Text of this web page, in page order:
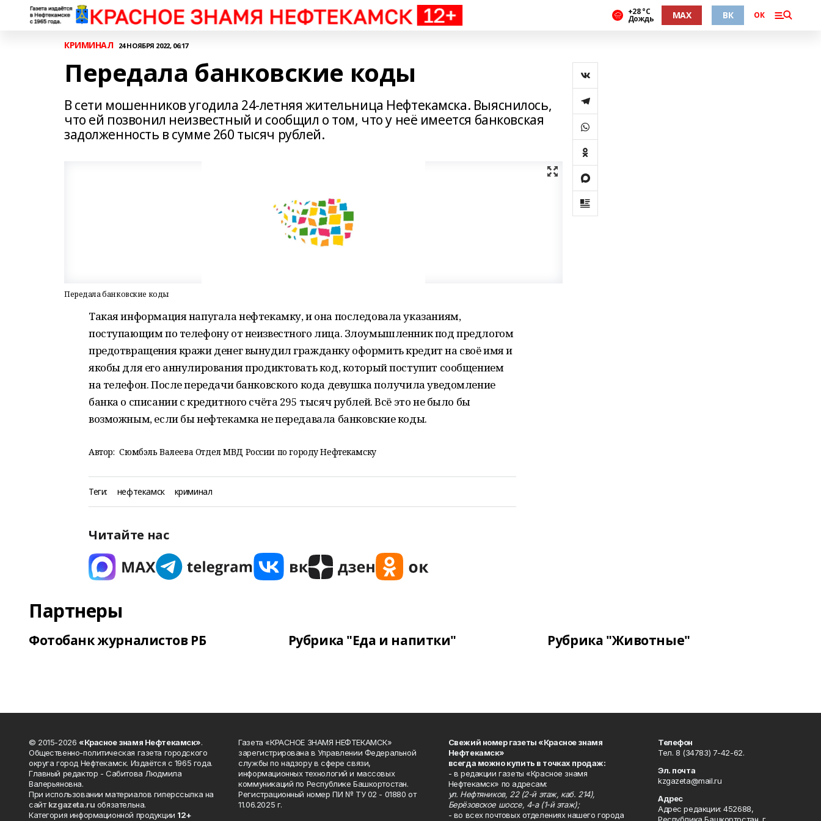
+28 °С
Дождь MAX ВК ОК
КРИМИНАЛ 24 НОЯБРЯ 2022, 06:17
Передала банковские коды
В сети мошенников угодила 24-летняя жительница Нефтекамска. Выяснилось,
что ей позвонил неизвестный и сообщил о том, что у неё имеется банковская
задолженность в сумме 260 тысяч рублей.
Передала банковские коды
Такая информация напугала нефтекамку, и она последовала указаниям,
поступающим по телефону от неизвестного лица. Злоумышленник под предлогом
предотвращения кражи денег вынудил гражданку оформить кредит на своё имя и
якобы для его аннулирования продиктовать код, который поступит сообщением
на телефон. После передачи банковского кода девушка получила уведомление
банка о списании с кредитного счёта 295 тысяч рублей. Всё это не было бы
возможным, если бы нефтекамка не передавала банковские коды.
Автор: Сюмбэль Валеева Отдел МВД России по городу Нефтекамску
Теги: нефтекамск криминал
Читайте нас
Партнеры
Фотобанк журналистов РБ Рубрика "Еда и напитки" Рубрика "Животные"
© 2015-2026 «Красное знамя Нефтекамск».
Общественно-политическая газета городского
округа город Нефтекамск. Издаётся с 1965 года.
Главный редактор - Сабитова Людмила
Валерьяновна.
При использовании материалов гиперссылка на
сайтkzgazeta.ru обязательна.
Категория информационной продукции 12+
Газета «КРАСНОЕ ЗНАМЯ НЕФТЕКАМСК»
зарегистрирована в Управлении Федеральной
службы по надзору в сфере связи,
информационных технологий и массовых
коммуникаций по Республике Башкортостан.
Регистрационный номер ПИ № ТУ 02 - 01880 от
11.06.2025 г.
Свежий номер газеты «Красное знамя
Нефтекамск»
всегда можно купить в точках продаж:
- в редакции газеты «Красное знамя
Нефтекамск» по адресам:
ул. Нефтяников, 22 (2-й этаж, каб. 214),
Берёзовское шоссе, 4-а (1-й этаж);
- во всех почтовых отделениях нашего города
Телефон
Тел. 8 (34783) 7-42-62.
Эл. почта
kzgazeta@mail.ru
Адрес
Адрес редакции: 452688,